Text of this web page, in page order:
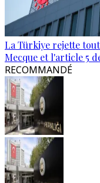
La Türkiye rejette
Mecque et l'article 5
RECOMMANDÉ